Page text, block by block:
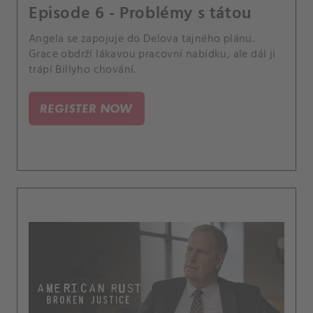
Episode 6 - Problémy s tátou
Angela se zapojuje do Delova tajného plánu.
Grace obdrží lákavou pracovní nabídku, ale dál ji
trápí Billyho chování.
REGISTER NOW